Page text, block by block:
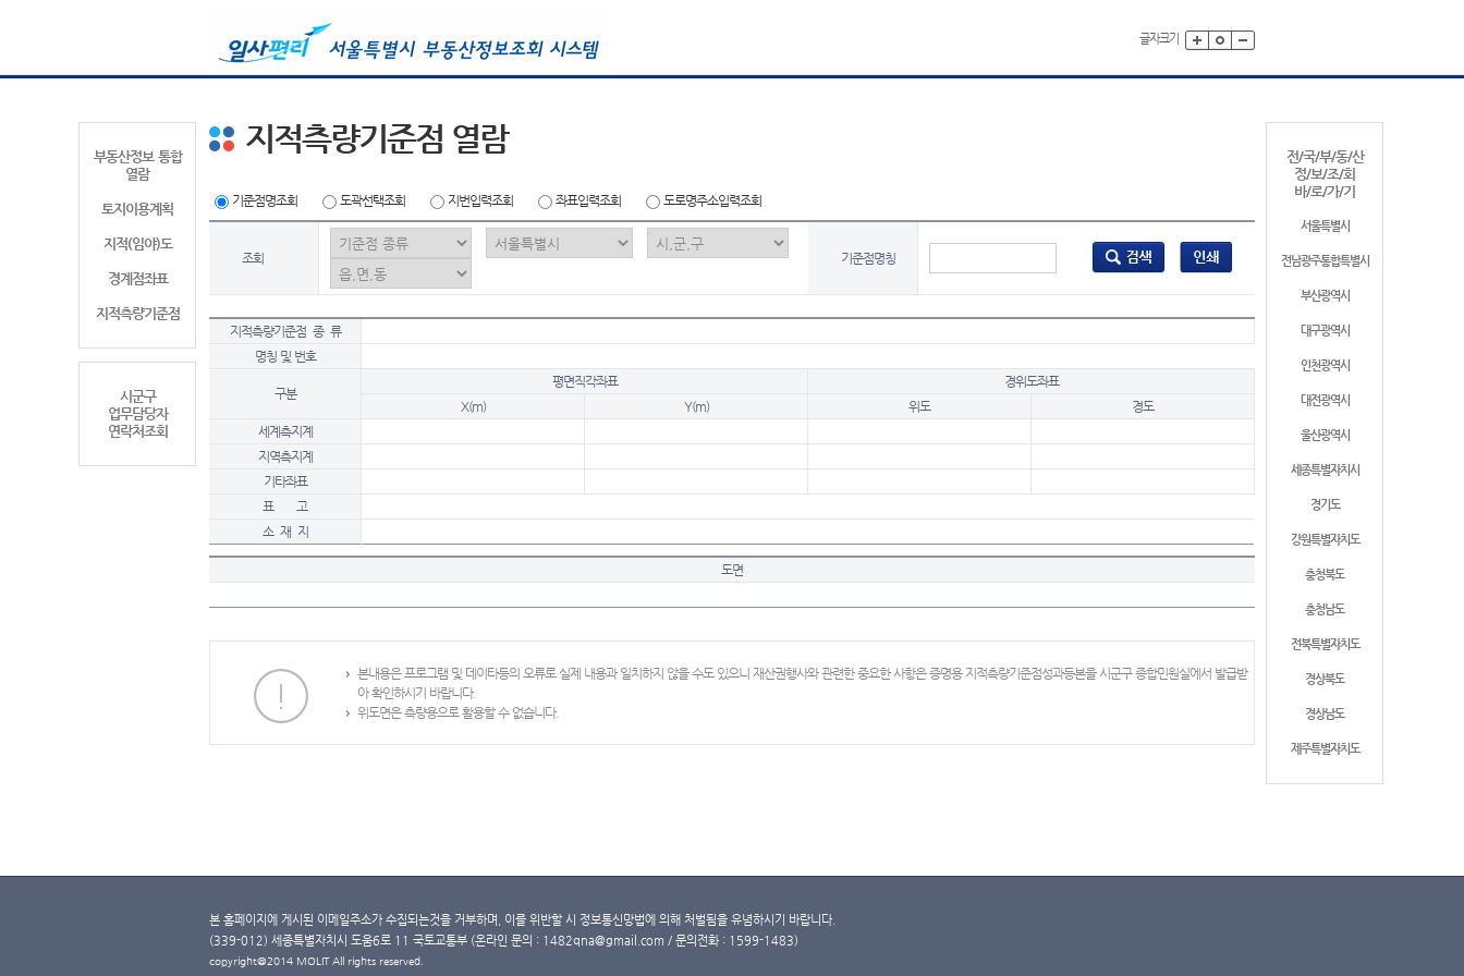
글자크기
부동산정보 통합
열람
토지이용계획
지적(임야)도
경계점좌표
지적측량기준점
시군구
업무담당자
연락처조회
전/국/부/동/산
정/보/조/회
바/로/가/기
서울특별시
전남광주통합특별시
부산광역시
대구광역시
인천광역시
대전광역시
울산광역시
세종특별자치시
경기도
강원특별자치도
충청북도
충청남도
전북특별자치도
경상북도
경상남도
제주특별자치도
지적측량기준점 열람
기준점명조회 도곽선택조회 지번입력조회 좌표입력조회 도로명주소입력조회
조회 기준점명칭
지적측량기준점 종 류
명칭 및 번호
구분
평면직각좌표
경위도좌표
X(m)
Y(m) 위도
경도
세계측지계
지역측지계
기타좌표
표 고
소 재 지
도면
본내용은 프로그램 및 데이타등의 오류로 실제 내용과 일치하지 않을 수도 있으니 재산권행사와 관련한 중요한 사항은 증명용 지적측량기준점성과등본을 시군구 종합민원실에서 발급받
아 확인하시기 바랍니다.
위도면은 측량용으로 활용할 수 없습니다.
본 홈페이지에 게시된 이메일주소가 수집되는것을 거부하며, 이를 위반할 시 정보통신망법에 의해 처벌됨을 유념하시기 바랍니다.
(339-012) 세종특별자치시 도움6로 11 국토교통부 (온라인 문의 : 1482qna@gmail.com / 문의전화 : 1599-1483)
copyright@2014 MOLIT All rights reserved.